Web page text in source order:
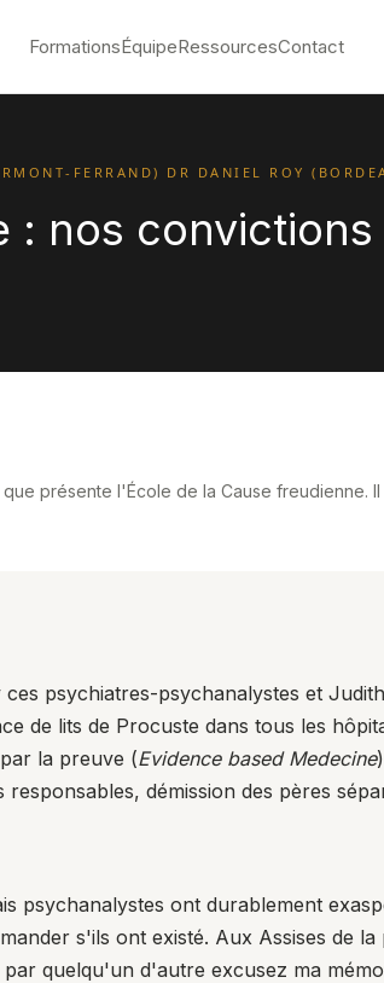
FormationsÉquipeRessourcesContact
FERRAND) DR DANIEL ROY
: nos convictions
présente l'École de la Cause
ces psychiatres-psychanalystes et
de lits de Procuste dans tous les
la preuve (Evidence based Medecine
démission des pères
psychanalystes ont durablement
s'ils ont existé. Aux Assises de
quelqu'un d'autre excusez ma